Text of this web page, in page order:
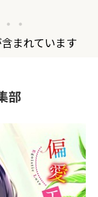
まれています
部